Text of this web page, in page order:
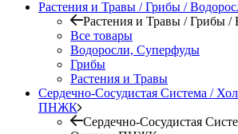
Растения и Травы / Грибы /
Растения и Травы / Грибы /
Все товары
Водоросли, Суперфуды
Грибы
Растения и Травы
Сердечно-Сосудистая Система /
ПНЖК
Сердечно-Сосудистая